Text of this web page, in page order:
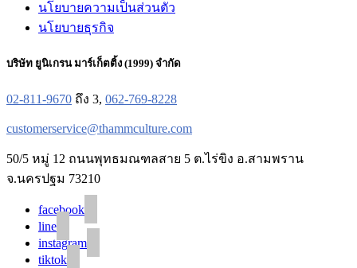
นโยบายความเป็นส่วนตัว
นโยบายธุรกิจ
บริษัท ยูนิเกรน มาร์เก็ตติ้ง (1999) จำกัด
02-811-9670 ถึง 3, 062-769-8228
customerservice@thammculture.com
50/5 หมู่ 12 ถนนพุทธมณฑลสาย 5 ต.ไร่ขิง อ.สามพราน
จ.นครปฐม 73210
facebook
line
instagram
tiktok